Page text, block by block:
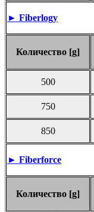
► Fiberlogy
Количество [g]
500
750
850
► Fiberforce
Количество [g]